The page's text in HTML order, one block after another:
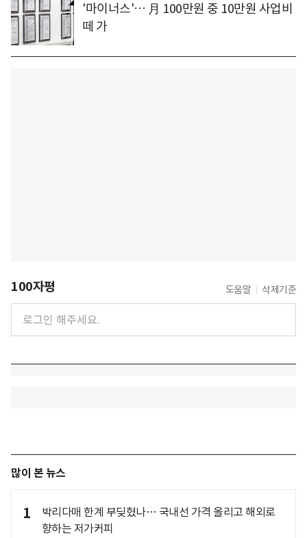
'마이너스'… 月 100만원 중 10만원 사업비
떼 가
100자평 도움말 삭제기준
많이 본 뉴스
1
박리다매 한계 부딪혔나… 국내선 가격 올리고 해외로
향하는 저가커피